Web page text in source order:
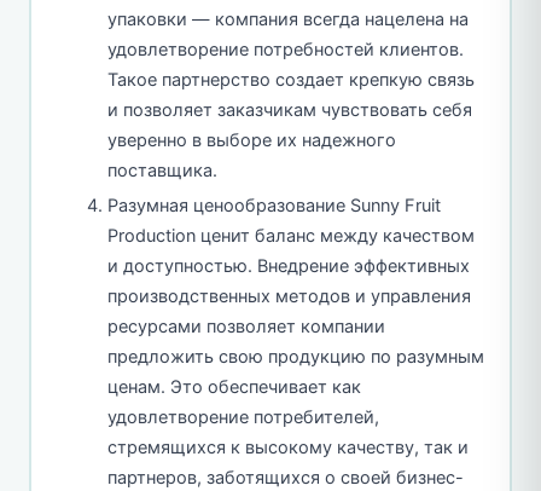
упаковки — компания всегда нацелена на
удовлетворение потребностей клиентов.
Такое партнерство создает крепкую связь
и позволяет заказчикам чувствовать себя
уверенно в выборе их надежного
поставщика.
Разумная ценообразование Sunny Fruit
Production ценит баланс между качеством
и доступностью. Внедрение эффективных
производственных методов и управления
ресурсами позволяет компании
предложить свою продукцию по разумным
ценам. Это обеспечивает как
удовлетворение потребителей,
стремящихся к высокому качеству, так и
партнеров, заботящихся о своей бизнес-